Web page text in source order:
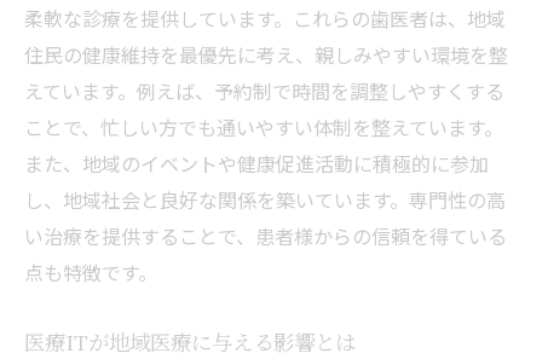
柔軟な診療を提供しています。これらの歯医者は、地域
住民の健康維持を最優先に考え、親しみやすい環境を整
えています。例えば、予約制で時間を調整しやすくする
ことで、忙しい方でも通いやすい体制を整えています。
また、地域のイベントや健康促進活動に積極的に参加
し、地域社会と良好な関係を築いています。専門性の高
い治療を提供することで、患者様からの信頼を得ている
点も特徴です。
医療ITが地域医療に与える影響とは